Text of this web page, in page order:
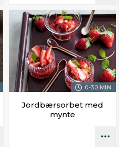
0-30 MIN.
Jordbærsorbet med
mynte